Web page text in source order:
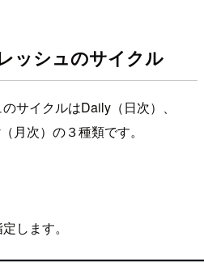
ッシュのサイクル
サイクルはDaily（日次）、
月次）の３種類です。
します。